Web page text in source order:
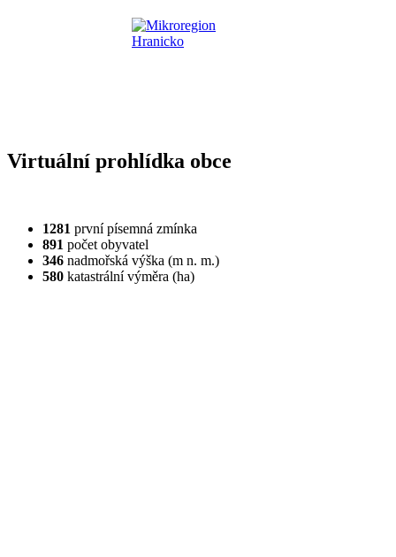
Virtuální prohlídka obce
1281 první písemná zmínka
891 počet obyvatel
346 nadmořská výška (m n. m.)
580 katastrální výměra (ha)